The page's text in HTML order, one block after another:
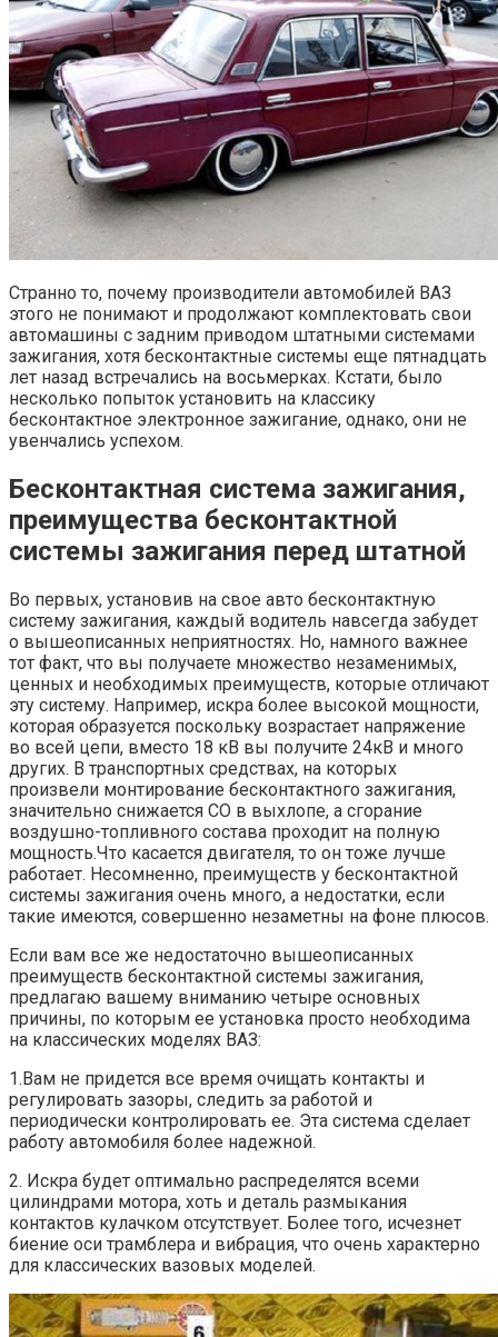
Странно то, почему производители автомобилей ВАЗ
этого не понимают и продолжают комплектовать свои
автомашины с задним приводом штатными системами
зажигания, хотя бесконтактные системы еще пятнадцать
лет назад встречались на восьмерках. Кстати, было
несколько попыток установить на классику
бесконтактное электронное зажигание, однако, они не
увенчались успехом.
Бесконтактная система зажигания,
преимущества бесконтактной
системы зажигания перед штатной
Во первых, установив на свое авто бесконтактную
систему зажигания, каждый водитель навсегда забудет
о вышеописанных неприятностях. Но, намного важнее
тот факт, что вы получаете множество незаменимых,
ценных и необходимых преимуществ, которые отличают
эту систему. Например, искра более высокой мощности,
которая образуется поскольку возрастает напряжение
во всей цепи, вместо 18 кВ вы получите 24кВ и много
других. В транспортных средствах, на которых
произвели монтирование бесконтактного зажигания,
значительно снижается СО в выхлопе, а сгорание
воздушно-топливного состава проходит на полную
мощность.Что касается двигателя, то он тоже лучше
работает. Несомненно, преимуществ у бесконтактной
системы зажигания очень много, а недостатки, если
такие имеются, совершенно незаметны на фоне плюсов.
Если вам все же недостаточно вышеописанных
преимуществ бесконтактной системы зажигания,
предлагаю вашему вниманию четыре основных
причины, по которым ее установка просто необходима
на классических моделях ВАЗ:
1.Вам не придется все время очищать контакты и
регулировать зазоры, следить за работой и
периодически контролировать ее. Эта система сделает
работу автомобиля более надежной.
2. Искра будет оптимально распределятся всеми
цилиндрами мотора, хоть и деталь размыкания
контактов кулачком отсутствует. Более того, исчезнет
биение оси трамблера и вибрация, что очень характерно
для классических вазовых моделей.